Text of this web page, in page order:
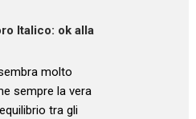
Italico: ok alla
molto
sempre la vera
tra gli